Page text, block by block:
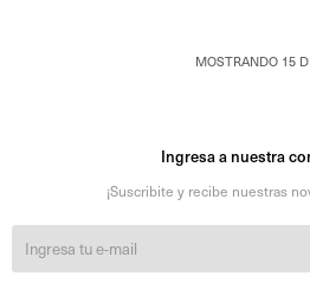
MOSTRANDO 15
Ingresa a nuestra
¡Suscribite y recibe nuestras